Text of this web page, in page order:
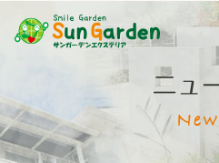
ニュ